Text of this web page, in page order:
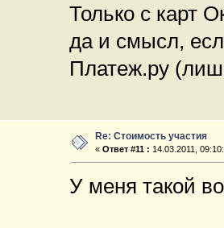
Только с карт
да и смысл,
Платеж.ру
Re: Стоимость участия
«Ответ #11 : 14.03.2011,
У меня такой